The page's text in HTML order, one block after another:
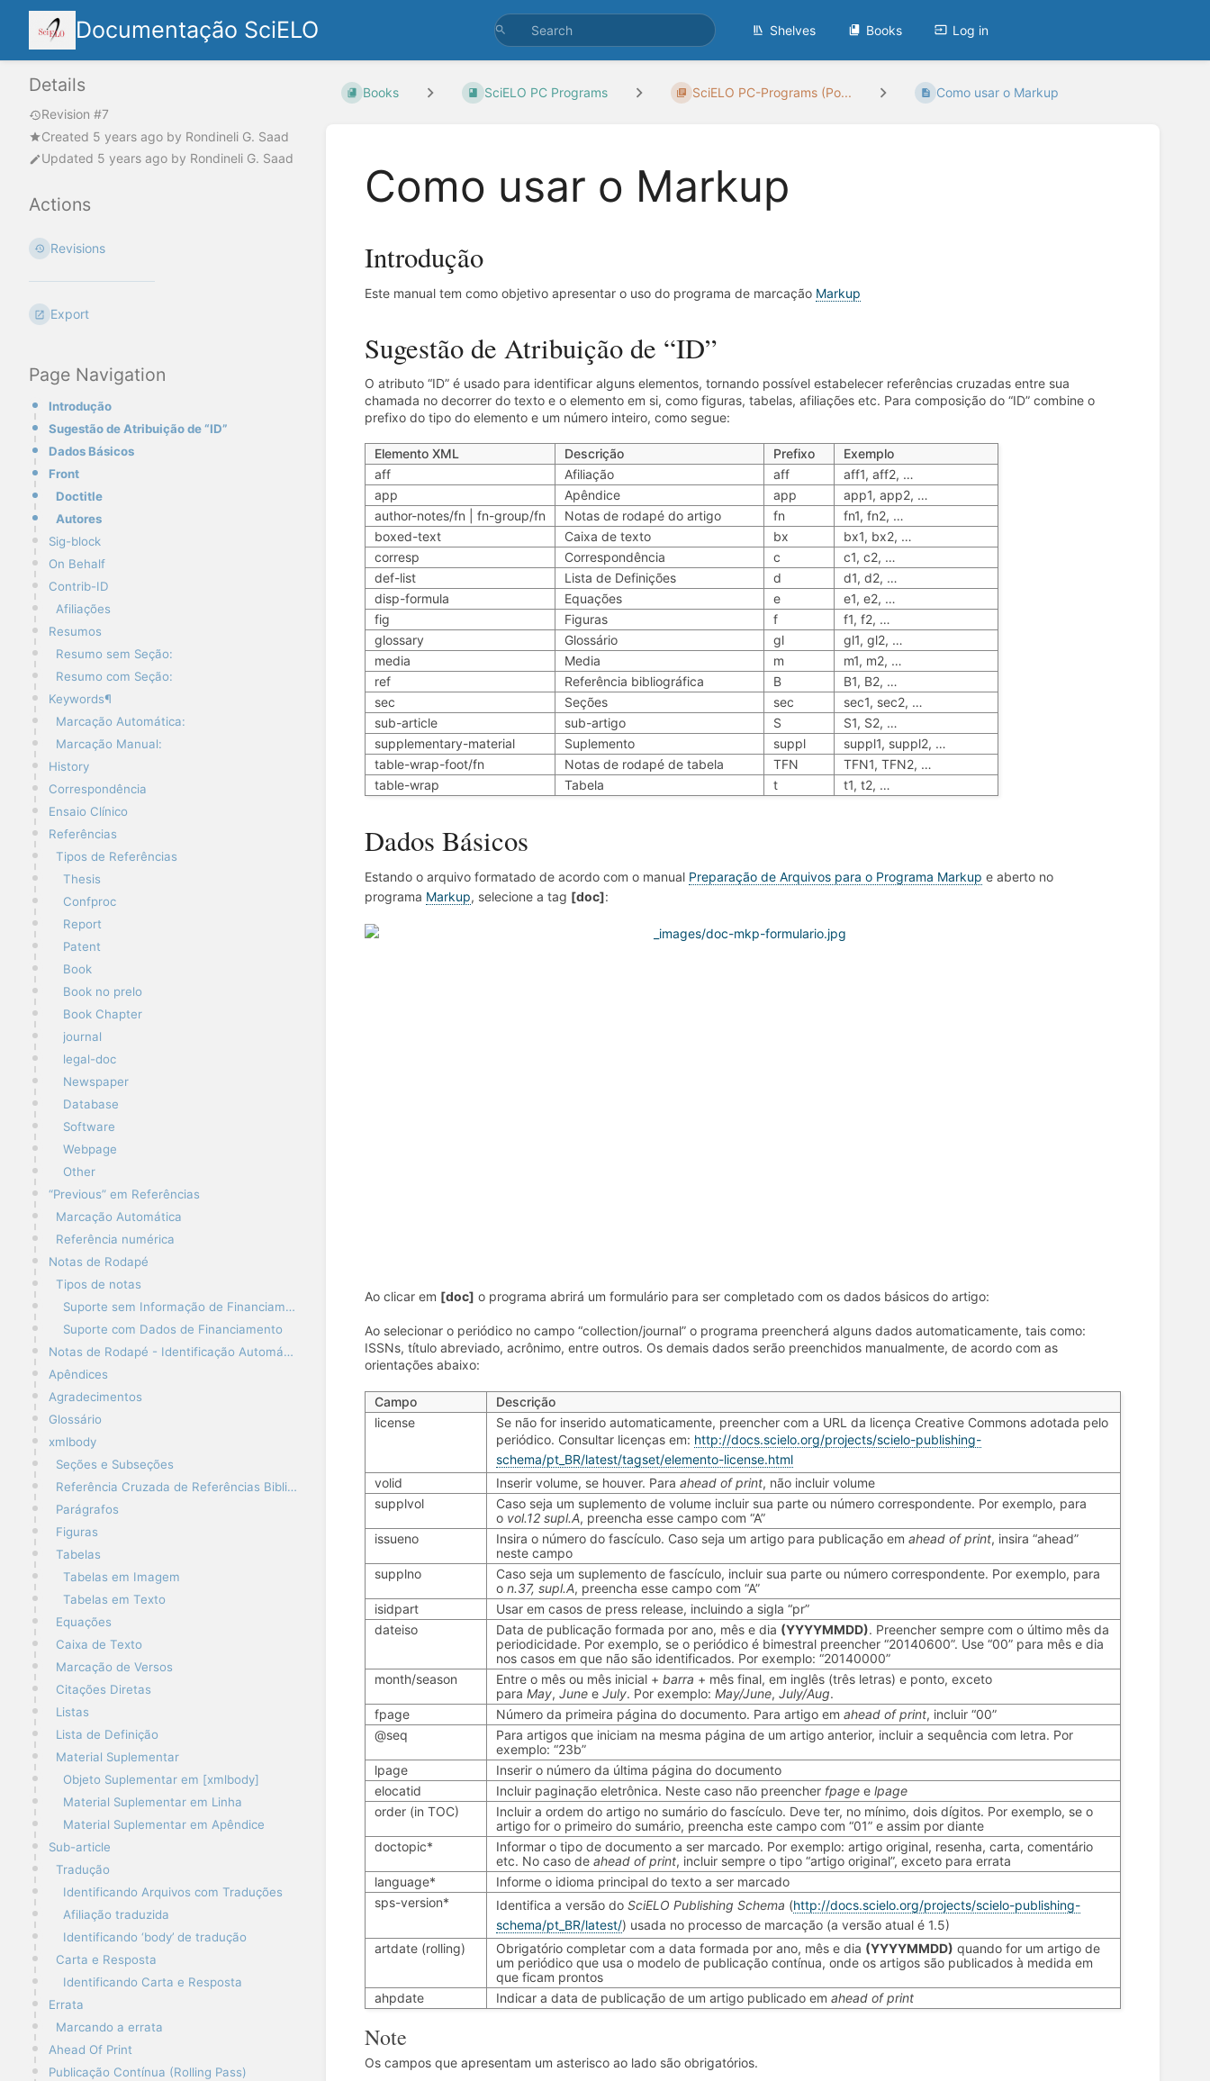
Documentação SciELO Shelves Books Log in
Details
Revision #7
Created 5 years ago by Rondineli G. Saad
Updated 5 years ago by Rondineli G. Saad
Actions
Revisions
Export
Page Navigation
Introdução
Sugestão de Atribuição de “ID”
Dados Básicos
Front
Doctitle
Autores
Sig-block
On Behalf
Contrib-ID
Afiliações
Resumos
Resumo sem Seção:
Resumo com Seção:
Keywords¶
Marcação Automática:
Marcação Manual:
History
Correspondência
Ensaio Clínico
Referências
Tipos de Referências
Thesis
Confproc
Report
Patent
Book
Book no prelo
Book Chapter
journal
legal-doc
Newspaper
Database
Software
Webpage
Other
“Previous” em Referências
Marcação Automática
Referência numérica
Notas de Rodapé
Tipos de notas
Suporte sem Informação de Financiamento
Suporte com Dados de Financiamento
Notas de Rodapé - Identificação Automática
Apêndices
Agradecimentos
Glossário
xmlbody
Seções e Subseções
Referência Cruzada de Referências Bibliográficas
Parágrafos
Figuras
Tabelas
Tabelas em Imagem
Tabelas em Texto
Equações
Caixa de Texto
Marcação de Versos
Citações Diretas
Listas
Lista de Definição
Material Suplementar
Objeto Suplementar em [xmlbody]
Material Suplementar em Linha
Material Suplementar em Apêndice
Sub-article
Tradução
Identificando Arquivos com Traduções
Afiliação traduzida
Identificando ‘body’ de tradução
Carta e Resposta
Identificando Carta e Resposta
Errata
Marcando a errata
Ahead Of Print
Publicação Contínua (Rolling Pass)
Books SciELO PC Programs SciELO PC-Programs (Po... Como usar o Markup
Como usar o Markup
Introdução
Este manual tem como objetivo apresentar o uso do programa de marcação Markup
Sugestão de Atribuição de “ID”
O atributo “ID” é usado para identificar alguns elementos, tornando possível estabelecer referências cruzadas entre sua
chamada no decorrer do texto e o elemento em si, como figuras, tabelas, afiliações etc. Para composição do “ID” combine o
prefixo do tipo do elemento e um número inteiro, como segue:
Elemento XML Descrição Prefixo
Exemplo
aff
Afiliação aff
aff1, aff2, …
app
Apêndice app
app1, app2, …
author-notes/fn | fn-group/fn
Notas de rodapé do artigo fn
fn1, fn2, …
boxed-text
Caixa de texto bx
bx1, bx2, …
corresp
Correspondência c
c1, c2, …
def-list
Lista de Definições d
d1, d2, …
disp-formula
Equações e
e1, e2, …
fig
Figuras f
f1, f2, …
glossary
Glossário gl
gl1, gl2, …
media
Media m
m1, m2, …
ref
Referência bibliográfica B
B1, B2, …
sec
Seções sec
sec1, sec2, …
sub-article
sub-artigo S
S1, S2, …
supplementary-material
Suplemento suppl
suppl1, suppl2, …
table-wrap-foot/fn
Notas de rodapé de tabela TFN
TFN1, TFN2, …
table-wrap
Tabela t t1, t2, …
Dados Básicos
Estando o arquivo formatado de acordo com o manual Preparação de Arquivos para o Programa Markup e aberto no
programa Markup, selecione a tag [doc]:
Ao clicar em [doc] o programa abrirá um formulário para ser completado com os dados básicos do artigo:
Ao selecionar o periódico no campo “collection/journal” o programa preencherá alguns dados automaticamente, tais como:
ISSNs, título abreviado, acrônimo, entre outros. Os demais dados serão preenchidos manualmente, de acordo com as
orientações abaixo:
Campo
Descrição
license
Se não for inserido automaticamente, preencher com a URL da licença Creative Commons adotada pelo
periódico. Consultar licenças em: http://docs.scielo.org/projects/scielo-publishing-
schema/pt_BR/latest/tagset/elemento-license.html
volid
Inserir volume, se houver. Para ahead of print, não incluir volume
supplvol
Caso seja um suplemento de volume incluir sua parte ou número correspondente. Por exemplo, para
o vol.12 supl.A, preencha esse campo com “A”
issueno
Insira o número do fascículo. Caso seja um artigo para publicação em ahead of print, insira “ahead”
neste campo
supplno
Caso seja um suplemento de fascículo, incluir sua parte ou número correspondente. Por exemplo, para
o n.37, supl.A, preencha esse campo com “A”
isidpart
Usar em casos de press release, incluindo a sigla “pr”
dateiso
Data de publicação formada por ano, mês e dia (YYYYMMDD). Preencher sempre com o último mês da
periodicidade. Por exemplo, se o periódico é bimestral preencher “20140600”. Use “00” para mês e dia
nos casos em que não são identificados. Por exemplo: “20140000”
month/season
Entre o mês ou mês inicial + barra + mês final, em inglês (três letras) e ponto, exceto
para May, Junee July. Por exemplo: May/June, July/Aug.
fpage
Número da primeira página do documento. Para artigo em ahead of print, incluir “00”
@seq
Para artigos que iniciam na mesma página de um artigo anterior, incluir a sequência com letra. Por
exemplo: “23b”
lpage
Inserir o número da última página do documento
elocatid
Incluir paginação eletrônica. Neste caso não preencher fpagee lpage
order (in TOC)
Incluir a ordem do artigo no sumário do fascículo. Deve ter, no mínimo, dois dígitos. Por exemplo, se o
artigo for o primeiro do sumário, preencha este campo com “01” e assim por diante
doctopic*
Informar o tipo de documento a ser marcado. Por exemplo: artigo original, resenha, carta, comentário
etc. No caso de ahead of print, incluir sempre o tipo “artigo original”, exceto para errata
language*
Informe o idioma principal do texto a ser marcado
sps-version*
Identifica a versão do SciELO Publishing Schema (http://docs.scielo.org/projects/scielo-publishing-
schema/pt_BR/latest/) usada no processo de marcação (a versão atual é 1.5)
artdate (rolling)
Obrigatório completar com a data formada por ano, mês e dia (YYYYMMDD) quando for um artigo de
um periódico que usa o modelo de publicação contínua, onde os artigos são publicados à medida em
que ficam prontos
ahpdate
Indicar a data de publicação de um artigo publicado em ahead of print
Note
Os campos que apresentam um asterisco ao lado são obrigatórios.